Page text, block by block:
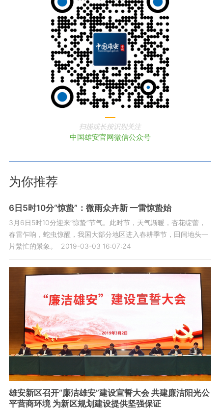
扫描或长按识别关注
中国雄安官网微信公众号
为你推荐
6日5时10分“惊蛰”：微雨众卉新 一雷惊蛰始
3月6日5时10分迎来“惊蛰”节气。此时节，天气渐暖，杏花绽蕾，
春雷乍响，蛇虫惊醒，我国大部分地区进入春耕季节，田间地头一
片繁忙的景象。
2019-03-03 16:07:24
雄安新区召开“廉洁雄安”建设宣誓大会 共建廉洁阳光公
平营商环境 为新区规划建设提供坚强保证